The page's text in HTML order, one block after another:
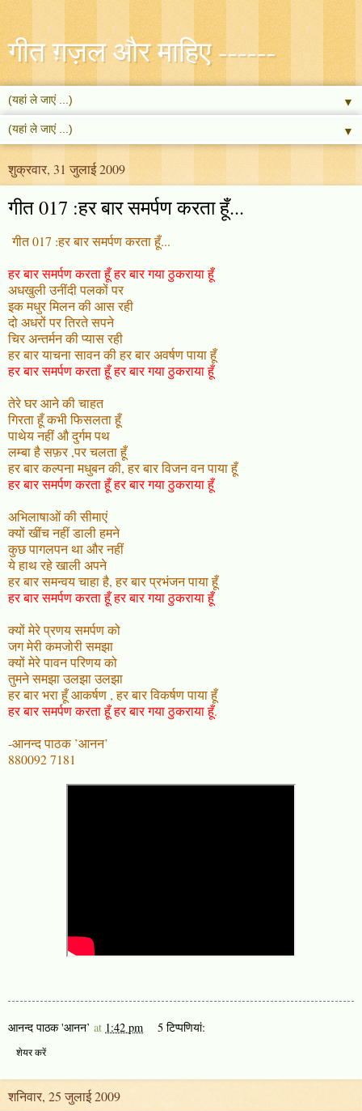
गीत ग़ज़ल और माहिए ------
▼
▼
शुक्रवार, 31 जुलाई 2009
गीत 017 :हर बार समर्पण करता हूँ...
गीत 017 :हर बार समर्पण करता हूँ...
हर बार समर्पण करता हूँ हर बार गया ठुकराया हूँ
अधखुली उनींदी पलकों पर
इक मधुर मिलन की आस रही
दो अधरों पर तिरते सपने
चिर अन्तर्मन की प्यास रही
हर बार याचना सावन की हर बार अवर्षण पाया हूँ
हर बार समर्पण करता हूँ हर बार गया ठुकराया हूँ
तेरे घर आने की चाहत
गिरता हूँ कभी फिसलता हूँ
पाथेय नहीं औ दुर्गम पथ
लम्बा है सफ़र ,पर चलता हूँ
हर बार कल्पना मधुबन की, हर बार विजन वन पाया हूँ
हर बार समर्पण करता हूँ हर बार गया ठुकराया हूँ
अभिलाषाओं की सीमाएं
क्यों खींच नहीं डाली हमने
कुछ पागलपन था और नहीं
ये हाथ रहे खाली अपने
हर बार समन्वय चाहा है, हर बार प्रभंजन पाया हूँ
हर बार समर्पण करता हूँ हर बार गया ठुकराया हूँ
क्यों मेरे प्रणय समर्पण को
जग मेरी कमजोरी समझा
क्यों मेरे पावन परिणय को
तुमने समझा उलझा उलझा
हर बार भरा हूँ आकर्षण , हर बार विकर्षण पाया हूँ
हर बार समर्पण करता हूँ हर बार गया ठुकराया हूँ.
-आनन्द पाठक ’आनन’
880092 7181
आनन्द पाठक 'आनन’ at 1:42 pm 5 टिप्‍पणियां:
शेयर करें
शनिवार, 25 जुलाई 2009